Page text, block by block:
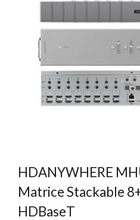
HDANYWHERE
Matrice Stackable
HDBaseT